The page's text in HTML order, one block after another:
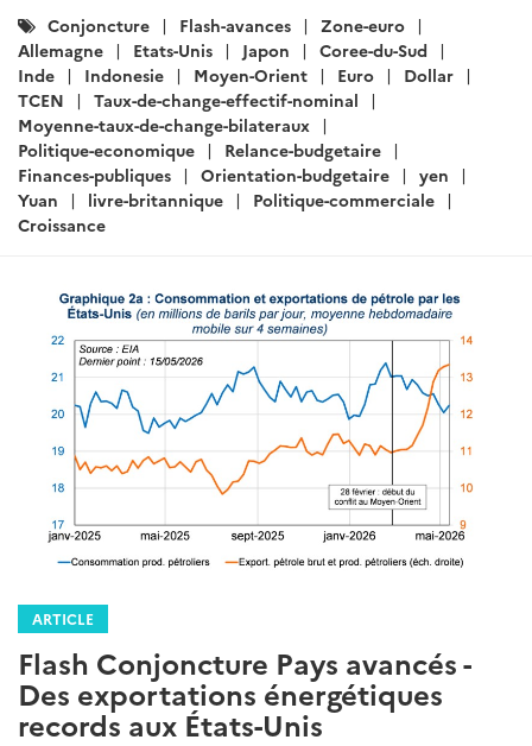
Catégories
:
Conjoncture Flash-avances
Zone-euro
Allemagne
Etats-Unis Japon
Coree-du-Sud
Inde
Indonesie Moyen-Orient Euro
Dollar
TCEN
Taux-de-change-effectif-nominal
Moyenne-taux-de-change-bilateraux
Politique-economique
Relance-budgetaire
Finances-publiques
Orientation-budgetaire
yen
Yuan
livre-britannique
Politique-commerciale
Croissance
ARTICLE
Flash Conjoncture Pays avancés -
Des exportations énergétiques
records aux États-Unis